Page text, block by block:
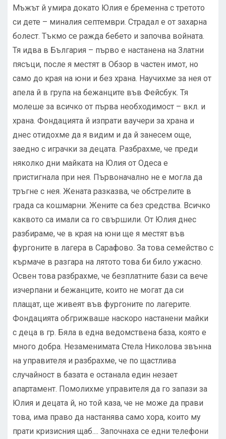
Мъжът й умира докато Юлия е бременна с третото
си дете – миналия септември. Страдал е от захарна
болест. Тъкмо се ражда бебето и започва войната.
Тя идва в България – първо е настанена на Златни
пясъци, после я местят в Обзор в частен имот, но
само до края на юни и без храна. Научихме за нея от
апела й в група на бежанците във Фейсбук. Тя
молеше за всичко от първа необходимост – вкл. и
храна. Фондацията й изпрати ваучери за храна и
днес отидохме да я видим и да й занесем още,
заедно с играчки за децата. Разбрахме, че преди
няколко дни майката на Юлия от Одеса е
пристигнала при нея. Първоначално не е могла да
тръгне с нея. Жената разказва, че обстрелите в
града са кошмарни. Жените са без средства. Всичко
каквото са имали са го свършили. От Юлия днес
разбираме, че в края на юни ще я местят във
фургоните в лагера в Сарафово. За това семейство с
кърмаче в разгара на лятото това би било ужасно.
Освен това разбрахме, че безплатните бази са вече
изчерпани и бежанците, които не могат да си
плащат, ще живеят във фургоните по лагерите.
Фондацията обгрижваше наскоро настанени майки
с деца в гр. Бяла в една ведомствена база, която е
много добра. Незаменимата Стела Николова звънна
на управителя и разбрахме, че по щастлива
случайност в базата е останала един незает
апартамент. Помолихме управителя да го запази за
Юлия и децата й, но той каза, че не може да прави
това, има право да настанява само хора, които му
прати кризисния щаб.... Започнаха се едни телефони